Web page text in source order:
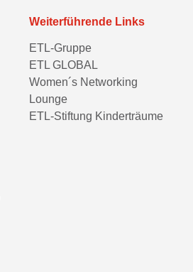
Weiterführende Links
ETL-Gruppe
ETL GLOBAL
Women´s Networking
Lounge
ETL-Stiftung Kinderträume